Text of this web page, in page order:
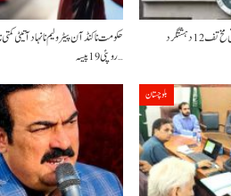
روپئی 19 پیسہ…
بلوچستان اٹ سیکورٹی کاروائی، بھارتی مخ تف 12 دہشتگرد
بلوچستان